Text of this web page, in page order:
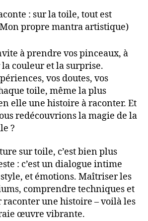
: sur la toile, tout est
propre mantra artistique)
à prendre vos pinceaux, à
la couleur et la surprise.
vos doutes, vos
toile, même la plus
elle une histoire à raconter. Et
redécouvrions la magie de la
?
sur toile, c’est bien plus
: c’est un dialogue intime
et émotions. Maîtriser les
comprendre techniques et
raconter une histoire – voilà les
œuvre vibrante.